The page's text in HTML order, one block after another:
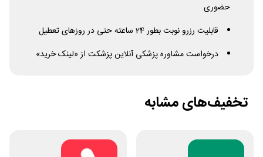
حضوری
قابلیت رزرو نوبت بطور 24 ساعته حتی در روزهای تعطیل
درخواست مشاوره پزشکی آنلاین پزشکت از «لینک خرید»
تخفیف‌های مشابه